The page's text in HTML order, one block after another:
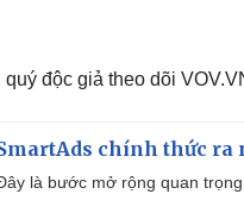
quý độc giả theo dõi
chính thức ra
là bước mở rộng quan